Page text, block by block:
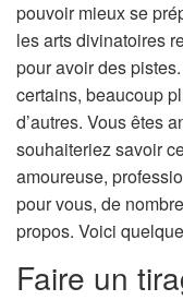
pouvoir mieux se
les arts divinatoires
pour avoir des
certains, beaucoup
d’autres. Vous êtes
souhaiteriez savoir
amoureuse,
pour vous, de
propos. Voici
Faire un